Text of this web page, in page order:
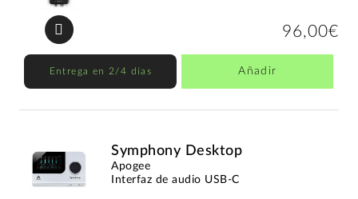
96,00€
Entrega en 2/4 días Añadir
Symphony Desktop
Apogee
Interfaz de audio USB-C